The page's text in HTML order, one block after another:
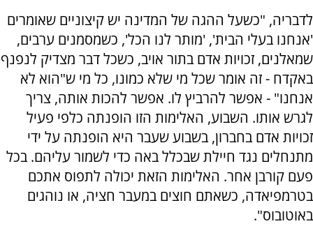
לדבריה, "כשעל ההגה של המדינה יש קיצוניים שאומרים
'אנחנו בעלי הבית', 'מותר לנו הכל', כשמסמנים ערבים,
שמאלנים, זכויות אדם בתור אויב, כשכל דבר מצדיק לנפנף
באקדח - זה אומר שכל מי שלא כמונו, כל מי ש"הוא לא
אנחנו" - אפשר להרביץ לו. אפשר להכות אותה, צריך
לגרש אותו. השבוע, האלימות הזו הופנתה כלפי פעיל
זכויות אדם בחברון, בשבוע שעבר היא הופנתה על ידי
מתנחלים נגד חיילת שבכלל באה כדי לשמור עליהם. בכל
פעם קורבן אחר. האלימות הזאת יכולה לתפוס אתכם
בטרמפיאדה, כשאתם חוצים במעבר חציה, או נוהגים
באוטובוס".